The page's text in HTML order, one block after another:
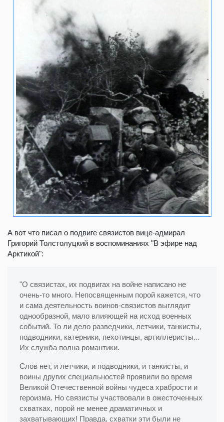
А вот что писал о подвиге связистов вице-адмирал
Григорий Толстолуцкий в воспоминаниях "В эфире над
Арктикой":
"О связистах, их подвигах на войне написано не
очень-то много. Непосвященным порой кажется, что
и сама деятельность воинов-связистов выглядит
однообразной, мало влияющей на исход военных
событий. То ли дело разведчики, летчики, танкисты,
подводники, катерники, пехотинцы, артиллеристы...
Их служба полна романтики.
Слов нет, и летчики, и подводники, и танкисты, и
воины других специальностей проявили во время
Великой Отечественной войны чудеса храбрости и
героизма. Но связисты участвовали в ожесточенных
схватках, порой не менее драматичных и
захватывающих! Правда, схватки эти были не